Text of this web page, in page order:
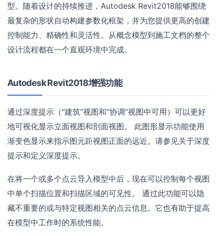
型。随着设计的持续推进，Autodesk Revit2018能够围绕
最复杂的形状自动构建参数化框架，并为您提供更高的创建
控制能力、精确性和灵活性。从概念模型到施工文档的整个
设计流程都在一个直观环境中完成。
Autodesk Revit2018增强功能
通过深度提示（“建筑”视图和“协调”视图中可用）可以更好
地可视化显示立面视图和剖面视图。 此图形显示功能使用
渐变色显示来指示图元距视图正面的远近。请参见关于深度
提示和定义深度提示。
在将一个或多个点云导入模型中后，现在可以控制每个视图
中单个扫描位置和扫描区域的可见性。 通过此功能可以隐
藏不重要的或与特定视图相关的点云信息。它也有助于提高
在模型中工作时的系统性能。